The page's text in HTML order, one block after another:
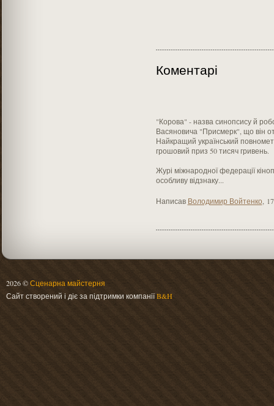
Коментарі
"Корова" - назва синопсису й
Васяновича "Присмерк", що він
Найкращий український
грошовий приз 50 тисяч гривень.
Журі міжнародної федерації
особливу відзнаку...
Написав Володимир Войтенко
2026 ©Сценарна майстерня
Сайт створений і діє за підтримки компаніїB&H